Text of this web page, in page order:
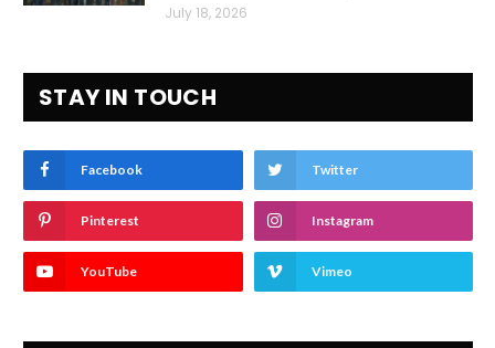
July 18, 2026
STAY IN TOUCH
Facebook Twitter
Pinterest Instagram
YouTube Vimeo